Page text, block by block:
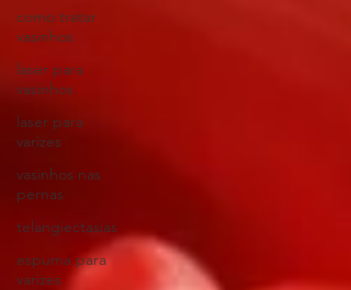
como tratar
vasinhos
laser para
vasinhos
laser para
varizes
vasinhos nas
pernas
telangiectasias
espuma para
varizes